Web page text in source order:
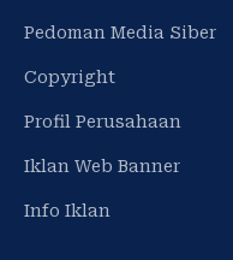
Pedoman Media Siber
Copyright
Profil Perusahaan
Iklan Web Banner
Info Iklan